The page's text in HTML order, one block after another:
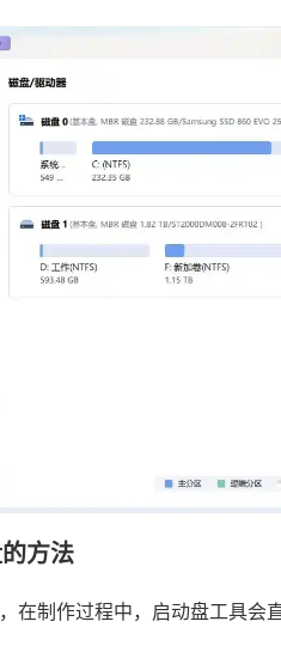
方法
在制作过程中，启动盘工具会